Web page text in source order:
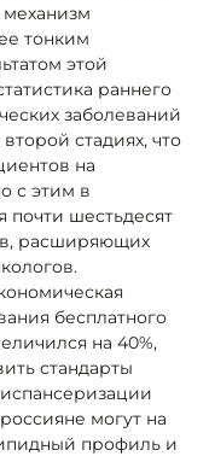
тонким
этой
раннего
заболеваний
стадиях, что
на
с этим в
почти шестьдесят
расширяющих
бесплатного
на 40%,
стандарты
могут на
профиль и